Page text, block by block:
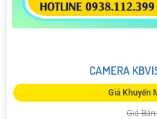
CAMERA
Giá Khuyến
Giá